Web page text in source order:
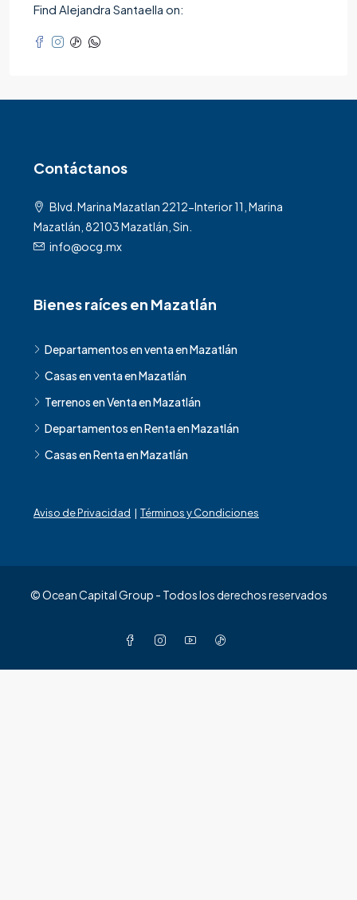
Find Alejandra Santaella on:
Contáctanos
Blvd. Marina Mazatlan 2212-Interior 11, Marina
Mazatlán, 82103 Mazatlán, Sin.
info@ocg.mx
Bienes raíces en Mazatlán
Departamentos en venta en Mazatlán
Casas en venta en Mazatlán
Terrenos en Venta en Mazatlán
Departamentos en Renta en Mazatlán
Casas en Renta en Mazatlán
Aviso de Privacidad | Términos y Condiciones
© Ocean Capital Group - Todos los derechos reservados